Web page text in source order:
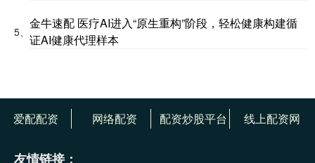
5、
金牛速配 医疗AI进入“原生重构”阶段，轻松健康构建循
证AI健康代理样本
爱配配资 网络配资 配资炒股平台 线上配资网
友情链接：